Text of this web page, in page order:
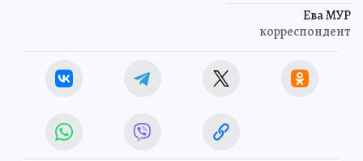
Ева МУР
корреспондент